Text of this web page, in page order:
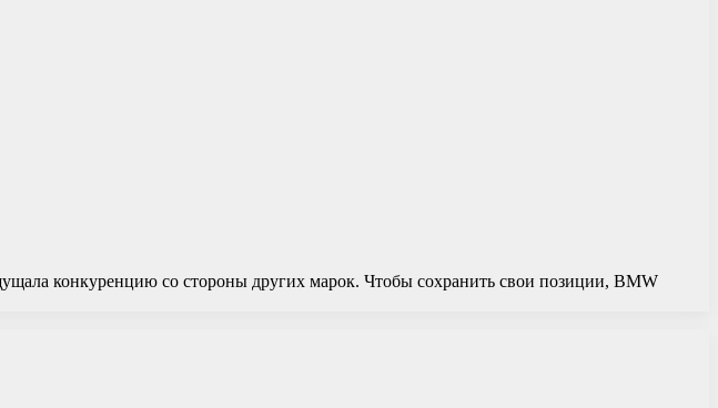
конкуренцию со стороны других марок. Чтобы сохранить свои позиции, BMW